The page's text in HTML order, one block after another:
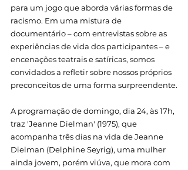
para um jogo que aborda várias formas de
racismo. Em uma mistura de
documentário – com entrevistas sobre as
experiências de vida dos participantes – e
encenações teatrais e satíricas, somos
convidados a refletir sobre nossos próprios
preconceitos de uma forma surpreendente.
A programação de domingo, dia 24, às 17h,
traz 'Jeanne Dielman' (1975), que
acompanha três dias na vida de Jeanne
Dielman (Delphine Seyrig), uma mulher
ainda jovem, porém viúva, que mora com